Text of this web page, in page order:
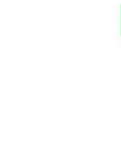
Eleve os
Gestão